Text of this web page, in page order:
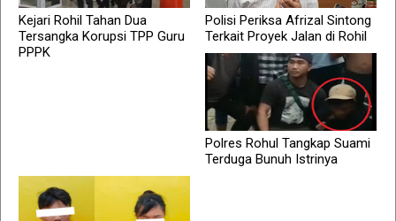
Kejari Rohil Tahan Dua
Tersangka Korupsi TPP Guru
PPPK
Polisi Periksa Afrizal Sintong
Terkait Proyek Jalan di Rohil
Polres Rohul Tangkap Suami
Terduga Bunuh Istrinya